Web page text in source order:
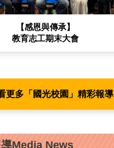
【感恩與傳承】
教育志工期末大會
更多「國光校園」精彩報導
Media News